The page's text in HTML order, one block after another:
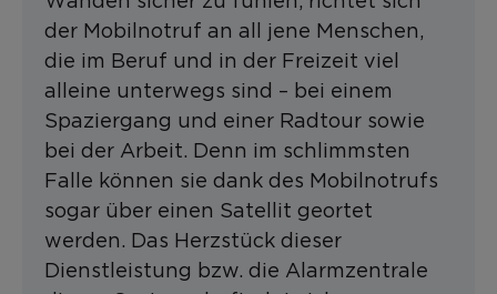
der Mobilnotruf an all jene Menschen,
die im Beruf und in der Freizeit viel
alleine unterwegs sind – bei einem
Spaziergang und einer Radtour sowie
bei der Arbeit. Denn im schlimmsten
Falle können sie dank des Mobilnotrufs
sogar über einen Satellit geortet
werden. Das Herzstück dieser
Dienstleistung bzw. die Alarmzentrale